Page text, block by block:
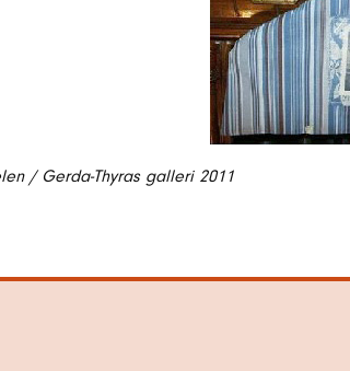
/ Gerda-Thyras galleri 2011